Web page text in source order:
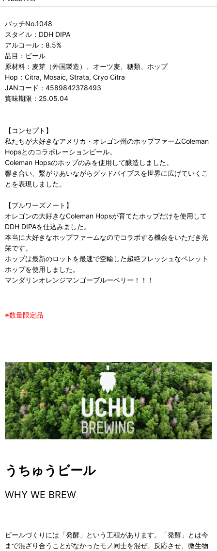
バッチNo.1048
スタイル：DDH DIPA
アルコール：8.5%
品目：ビール
原材料：麦芽（外国製造）、オーツ麦、糖類、ホップ
Hop：Citra, Mosaic, Strata, Cryo Citra
JANコード：4589842378493
賞味期限：25.05.04
【コンセプト】
私たちが大好きなアメリカ・オレゴン州のホップファームColeman
Hopsとのコラボレーションビール。
Coleman Hopsのホップのみを使用して醸造しました。
響き合い、繋がりあいながらグッドバイブスを世界に広げていくこ
とを表現しました。
【ブルワーズノート】
オレゴンの大好きなColeman Hopsが育てたホップだけを使用して
DDH DIPAを仕込みました。
本当に大好きなホップファームなのでコラボする機会をいただき光
栄です。
ホップは最新のロットを最速で空輸した超絶フレッシュなペレット
ホップを使用しました。
マンダリンオレンジマンゴーブルーベリー！！！
※数量限定品
うちゅうビール
WHY WE BREW
ビールづくりには「発酵」という工程があります。「発酵」とは今
まで混ざり合うことがなかったモノ同士を混ぜ、反応させ、微生物